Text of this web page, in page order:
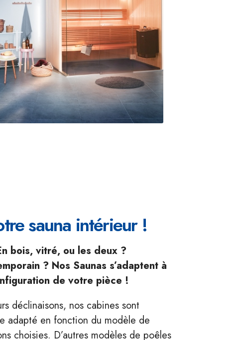
sauna intérieur !
bois, vitré, ou les deux ?
? Nos Saunas s’adaptent à
de votre pièce !
déclinaisons, nos cabines sont
adapté en fonction du modèle de
choisies. D’autres modèles de poêles